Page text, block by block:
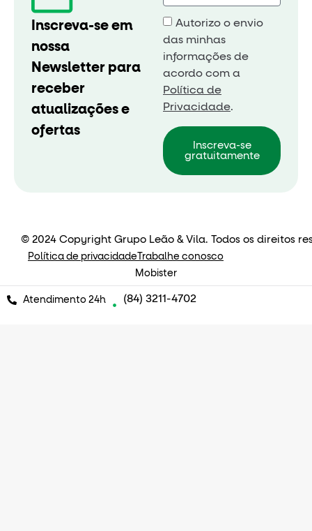
Inscreva-se em
nossa
Newsletter para
receber
atualizações e
ofertas
Autorizo o envio
das minhas
informações de
acordo com a
Política de
Privacidade.
Inscreva-se
gratuitamente
© 2024 Copyright Grupo Leão & Vila. Todos os direitos
Política de privacidadeTrabalhe conosco
Mobister
Atendimento 24h (84) 3211-4702